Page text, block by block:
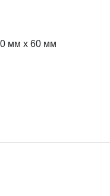
мм x 60 мм